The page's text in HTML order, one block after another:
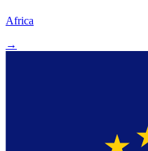
Africa
→